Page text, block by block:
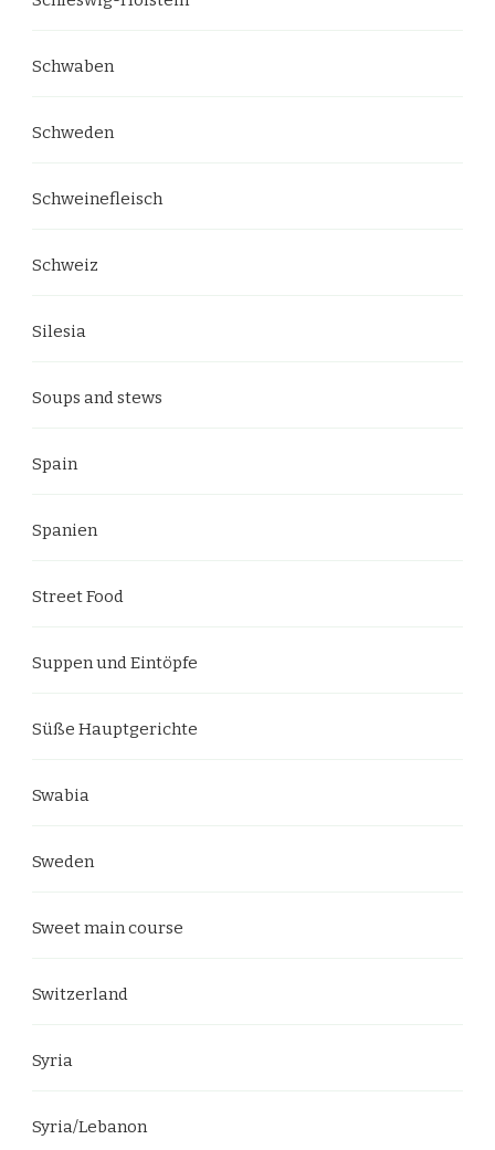
Schwaben
Schweden
Schweinefleisch
Schweiz
Silesia
Soups and stews
Spain
Spanien
Street Food
Suppen und Eintöpfe
Süße Hauptgerichte
Swabia
Sweden
Sweet main course
Switzerland
Syria
Syria/Lebanon